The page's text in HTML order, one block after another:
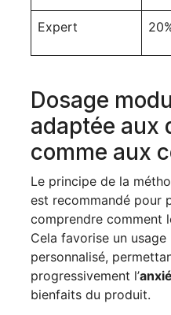
Expert
Dosage
adaptée aux
comme aux
Le principe de la
est recommandé pour
comprendre comment
Cela favorise un
personnalisé,
progressivement l’
bienfaits du produit.